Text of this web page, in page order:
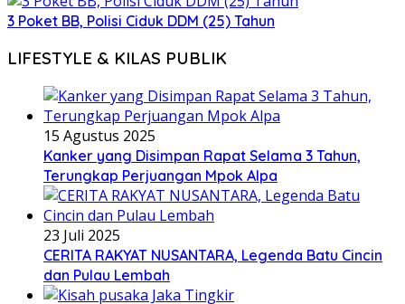
3 Poket BB, Polisi Ciduk DDM (25) Tahun
LIFESTYLE & KILAS PUBLIK
15 Agustus 2025
Kanker yang Disimpan Rapat Selama 3 Tahun,
Terungkap Perjuangan Mpok Alpa
23 Juli 2025
CERITA RAKYAT NUSANTARA, Legenda Batu Cincin
dan Pulau Lembah